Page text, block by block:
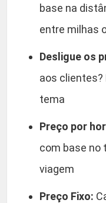
base na
entre milhas
Desligue os
aos clientes?
tema
Preço por
com base no
viagem
Preço Fixo: